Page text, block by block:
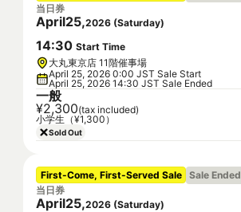
当日券
April25,2026 (Saturday)
14:30 Start Time
大丸東京店 11階催事場
April 25, 2026 0:00 JST Sale Start
April 25, 2026 14:30 JST Sale Ended
一般
¥2,300(tax included)
小学生（¥1,300）
Sold Out
First-Come, First-Served Sale Sale Ended
当日券
April25,2026 (Saturday)